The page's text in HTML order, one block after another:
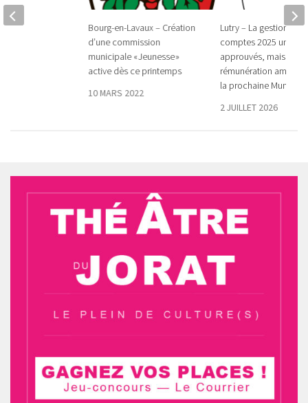
Bourg-en-Lavaux – Création
d’une commission
municipale « Jeunesse »
active dès ce printemps
10 MARS 2022
Lutry – La gestion et
comptes 2025
approuvés, mais une
rémunération
la prochaine
2 JUILLET 2026